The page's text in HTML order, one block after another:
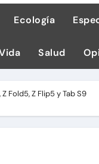
guía para las
en la
en Latam
Ecología
Salud
Fold5, Z Flip5 y Tab S9